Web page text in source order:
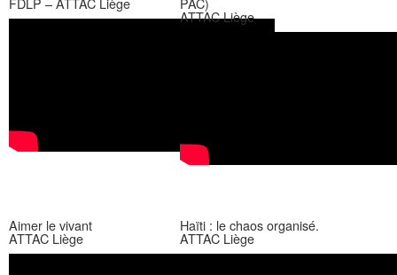
ATTAC Liège
Aimer le vivant
ATTAC Liège
Haïti : le chaos organisé.
ATTAC Liège